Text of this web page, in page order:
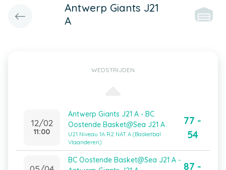
Antwerp Giants J21
A
WEDSTRIJDEN
12/02
11:00
Antwerp Giants J21 A - BC
Oostende Basket@Sea J21 A
U21 Niveau 1A R2 NAT A (Basketbal
Vlaanderen)
77 -
54
BC Oostende Basket@Sea J21 A -
87 -